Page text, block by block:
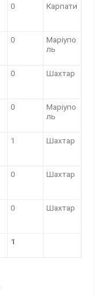
0 Карпати
0
Маріупо
ль
0 Шахтар
0
Маріупо
ль
1 Шахтар
0 Шахтар
0 Шахтар
1